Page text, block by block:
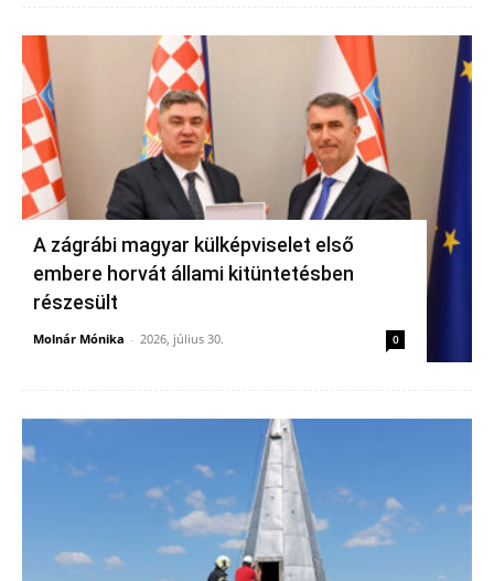
A zágrábi magyar külképviselet első
embere horvát állami kitüntetésben
részesült
Molnár Mónika - 2026, július 30. 0